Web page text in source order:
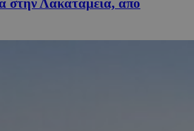
στην Λακατάμεια, από